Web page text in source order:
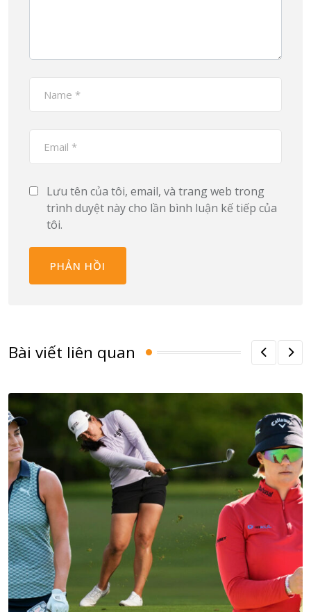
Lưu tên của tôi, email, và trang web trong
trình duyệt này cho lần bình luận kế tiếp của
tôi.
Bài viết liên quan